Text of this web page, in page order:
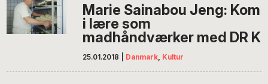
Marie Sainabou Jeng: Kom
i lære som
madhåndværker med DR K
25.01.2018 Danmark, Kultur